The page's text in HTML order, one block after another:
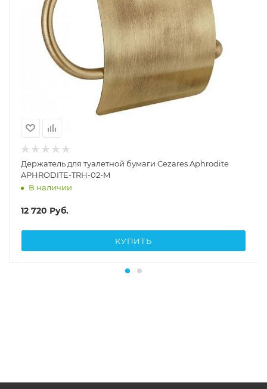
Держатель для туалетной бумаги Cezares Aphrodite
APHRODITE-TRH-02-M
В наличии
12 720 Руб.
КУПИТЬ